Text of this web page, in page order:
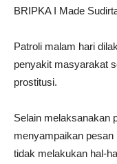
BRIPKA I Made
Patroli malam hari
penyakit masyarakat
prostitusi.
Selain melaksanakan
menyampaikan
tidak melakukan hal-